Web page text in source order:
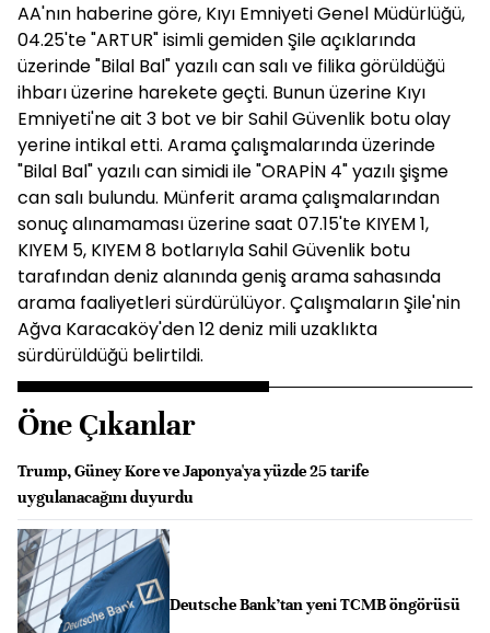
AA'nın haberine göre, Kıyı Emniyeti Genel Müdürlüğü,
04.25'te "ARTUR" isimli gemiden Şile açıklarında
üzerinde "Bilal Bal" yazılı can salı ve filika görüldüğü
ihbarı üzerine harekete geçti. Bunun üzerine Kıyı
Emniyeti'ne ait 3 bot ve bir Sahil Güvenlik botu olay
yerine intikal etti. Arama çalışmalarında üzerinde
"Bilal Bal" yazılı can simidi ile "ORAPİN 4" yazılı şişme
can salı bulundu. Münferit arama çalışmalarından
sonuç alınamaması üzerine saat 07.15'te KIYEM 1,
KIYEM 5, KIYEM 8 botlarıyla Sahil Güvenlik botu
tarafından deniz alanında geniş arama sahasında
arama faaliyetleri sürdürülüyor. Çalışmaların Şile'nin
Ağva Karacaköy'den 12 deniz mili uzaklıkta
sürdürüldüğü belirtildi.
Öne Çıkanlar
Trump, Güney Kore ve Japonya'ya yüzde 25 tarife
uygulanacağını duyurdu
Deutsche Bank’tan yeni TCMB öngörüsü